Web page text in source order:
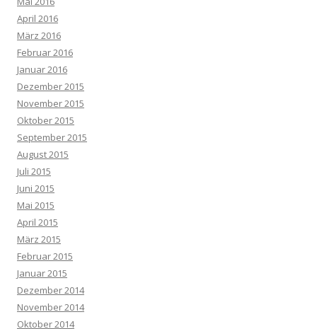
April 2016
März 2016
Februar 2016
Januar 2016
Dezember 2015
November 2015
Oktober 2015
September 2015
August 2015
Juli 2015
Juni 2015
Mai 2015
April 2015
März 2015
Februar 2015
Januar 2015
Dezember 2014
November 2014
Oktober 2014